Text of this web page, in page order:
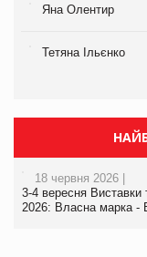
Яна Олентир
Тетяна Ільєнко
18 червня 2026 |
3-4 вересня Виставки
2026: Власна марка -